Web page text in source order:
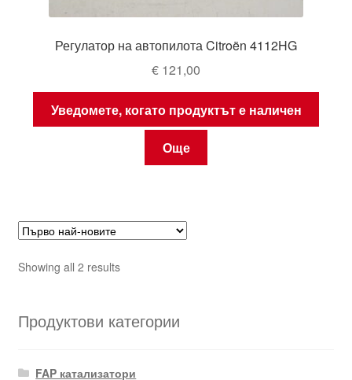
Регулатор на автопилота Citroën 4112HG
€ 121,00
Уведомете, когато продуктът е наличен
Още
Showing all 2 resultsSorted
Продуктови категории
FAP катализатори